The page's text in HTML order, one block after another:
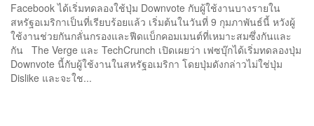
Facebook ได้เริ่มทดลองใช้ปุ่ม Downvote กับผู้ใช้งานบางรายใน
สหรัฐอเมริกาเป็นที่เรียบร้อยแล้ว เริ่มต้นในวันที่ 9 กุมภาพันธ์นี้ หวังผู้
ใช้งานช่วยกันกลั่นกรองและฟีดแบ็กคอมเมนต์ที่เหมาะสมซึ่งกันและ
กัน The Verge และ TechCrunch เปิดเผยว่า เฟซบุ๊กได้เริ่มทดลองปุ่ม
Downvote นี้กับผู้ใช้งานในสหรัฐอเมริกา โดยปุ่มดังกล่าวไม่ใช่ปุ่ม
Dislike และจะใช...